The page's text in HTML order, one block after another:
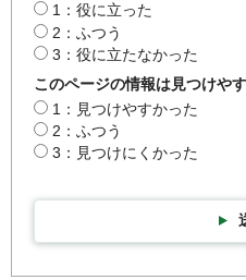
1：役に立った
2：ふつう
3：役に立たなかった
このページの情報は見つけや
1：見つけやすかった
2：ふつう
3：見つけにくかった